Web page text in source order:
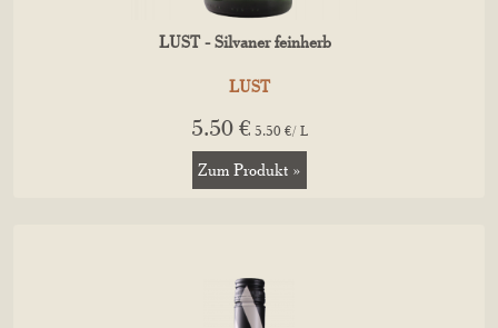
LUST - Silvaner feinherb
LUST
5.50 € 5.50 €/ L
Zum Produkt »